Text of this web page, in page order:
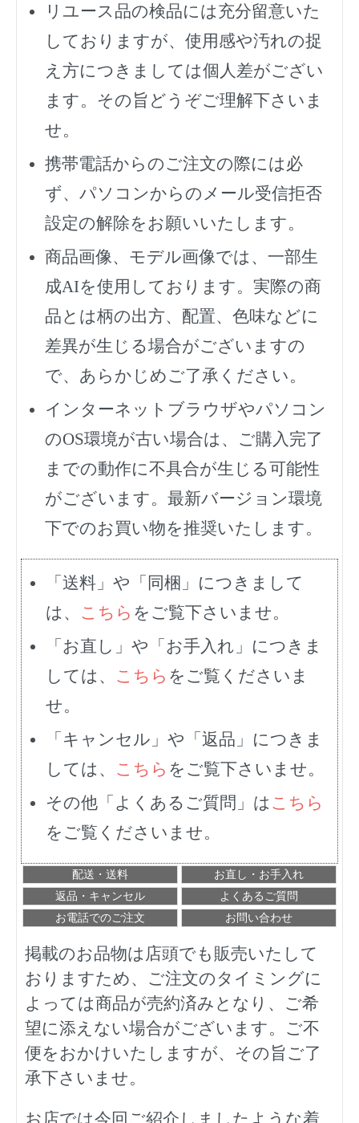
リユース品の検品には充分留意いた
しておりますが、使用感や汚れの捉
え方につきましては個人差がござい
ます。その旨どうぞご理解下さいま
せ。
携帯電話からのご注文の際には必
ず、 パソコンからのメール受信拒否
設定の解除をお願いいたします。
商品画像、モデル画像では、一部生
成AIを使用しております。実際の商
品とは柄の出方、配置、色味などに
差異が生じる場合がございますの
で、あらかじめご了承ください。
インターネットブラウザやパソコン
のOS環境が古い場合は、ご購入完了
までの動作に不具合が生じる可能性
がございます。最新バージョン環境
下でのお買い物を推奨いたします。
「送料」や「同梱」につきまして
は、 こちら をご覧下さいませ。
「お直し」や「お手入れ」につきま
しては、 こちら をご覧くださいま
せ。
「キャンセル」や「返品」につきま
しては、 こちら をご覧下さいませ。
その他「よくあるご質問」は こちら
をご覧くださいませ。
配送・送料
お直し・お手入れ
返品・キャンセル
よくあるご質問
お電話でのご注文
お問い合わせ
掲載のお品物は店頭でも販売いたして
おりますため、ご注文のタイミングに
よっては商品が売約済みとなり、ご希
望に添えない場合がございます。ご不
便をおかけいたしますが、その旨ご了
承下さいませ。
お店では今回ご紹介しましたような着